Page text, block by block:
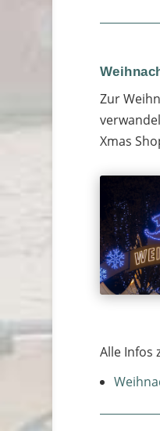
Zur
Xmas
Alle Infos